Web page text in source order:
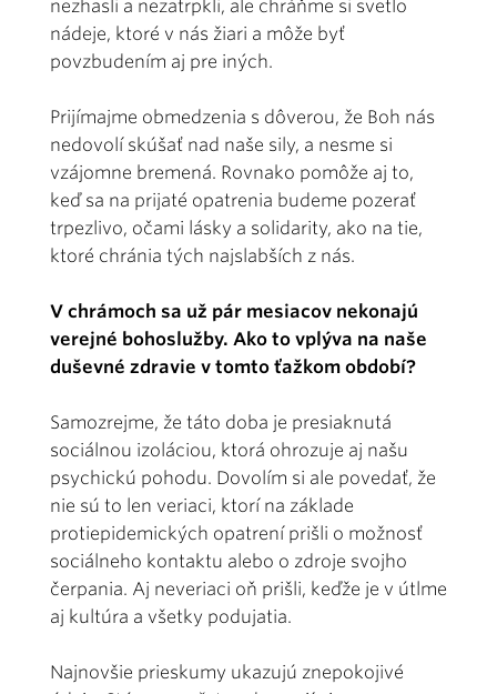
nezhasli a nezatrpkli, ale chráňme si svetlo
nádeje, ktoré v nás žiari a môže byť
povzbudením aj pre iných.
Prijímajme obmedzenia s dôverou, že Boh nás
nedovolí skúšať nad naše sily, a nesme si
vzájomne bremená. Rovnako pomôže aj to,
keď sa na prijaté opatrenia budeme pozerať
trpezlivo, očami lásky a solidarity, ako na tie,
ktoré chránia tých najslabších z nás.
V chrámoch sa už pár mesiacov nekonajú
verejné bohoslužby. Ako to vplýva na naše
duševné zdravie v tomto ťažkom období?
Samozrejme, že táto doba je presiaknutá
sociálnou izoláciou, ktorá ohrozuje aj našu
psychickú pohodu. Dovolím si ale povedať, že
nie sú to len veriaci, ktorí na základe
protiepidemických opatrení prišli o možnosť
sociálneho kontaktu alebo o zdroje svojho
čerpania. Aj neveriaci oň prišli, keďže je v útlme
aj kultúra a všetky podujatia.
Najnovšie prieskumy ukazujú znepokojivé